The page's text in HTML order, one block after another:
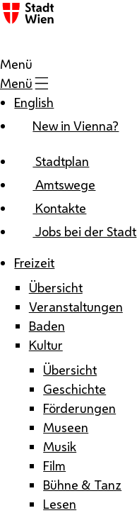
Zum Inhalt
Menü
Menü
English
New in Vienna?
Stadtplan
Amtswege
Kontakte
Jobs bei der Stadt
Freizeit
Übersicht
Veranstaltungen
Baden
Kultur
Übersicht
Geschichte
Förderungen
Museen
Musik
Film
Bühne & Tanz
Lesen